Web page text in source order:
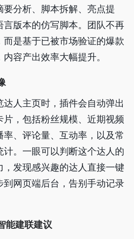
分析、脚本拆解、亮点提
言版本的仿写脚本。团队不再
而是基于已被市场验证的爆款
容产出效率大幅提升。
人主页时，插件会自动弹出
，包括粉丝规模、近期视频
、评论量、互动率，以及常
计。一眼可以判断这个达人的
，发现感兴趣的达人直接一键
到网页端后台，告别手动记录
能建联建议